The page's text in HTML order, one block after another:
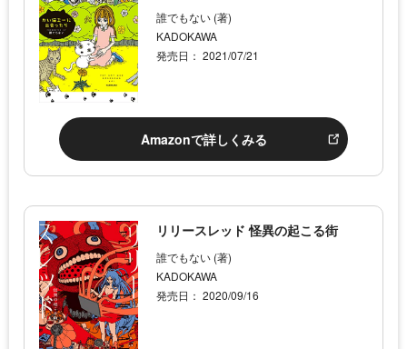
誰でもない (著)
KADOKAWA
発売日： 2021/07/21
Amazonで詳しくみる
リリースレッド 怪異の起こる街
誰でもない (著)
KADOKAWA
発売日： 2020/09/16